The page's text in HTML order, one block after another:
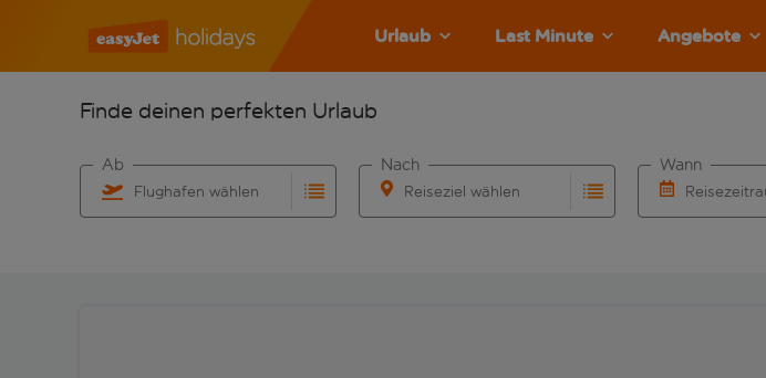
Urlaub Last Minute Angebote
Finde deinen perfekten Urlaub
Flughafen wählen
Ab
Reiseziel wählen
Nach Wann